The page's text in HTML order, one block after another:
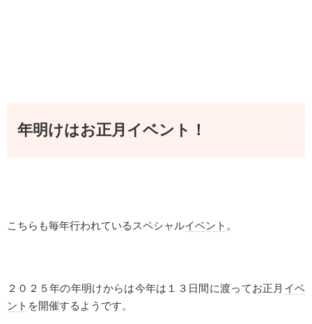
年明けはお正月イベント！
こちらも毎年行われているスペシャルイベント 。
２０２５年の年明けからは今年は１３日間に渡ってお正月 イベ
ント を開催するようです。